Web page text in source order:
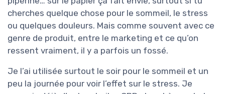
cherches quelque chose pour le sommeil, le stress
ou quelques douleurs. Mais comme souvent avec ce
genre de produit, entre le marketing et ce qu’on
ressent vraiment, il y a parfois un fossé.
Je l’ai utilisée surtout le soir pour le sommeil et un
peu la journée pour voir l’effet sur le stress. Je